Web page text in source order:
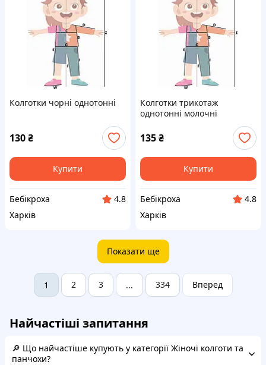
Колготки чорні однотонні
130₴
Купити
Бебікроха
4.8
Харків
Колготки трикотаж
однотонні молочні
135₴
Купити
Бебікроха
4.8
Харків
Показати ще
1 2 3 ... 334 Вперед
Найчастіші запитання
🔎 Що найчастіше купують у категорії Жіночі колготи та
панчохи?